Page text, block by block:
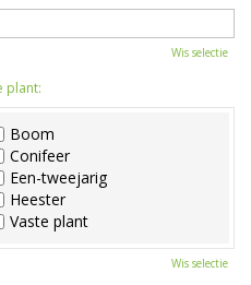
Wis selectie
plant:
Boom
Conifeer
Een-tweejarig
Heester
Vaste plant
Wis selectie